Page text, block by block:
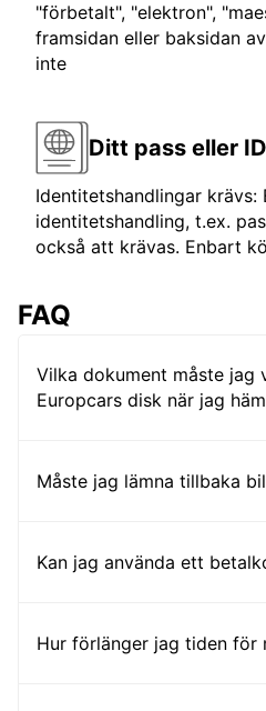
"förbetalt", "elektron",
framsidan eller baksidan
inte
Ditt pass eller
Identitetshandlingar krävs:
identitetshandling, t.ex.
också att krävas. Enbart
FAQ
Vilka dokument måste jag
Europcars disk när jag
Måste jag lämna tillbaka
Kan jag använda ett
Hur förlänger jag tiden för